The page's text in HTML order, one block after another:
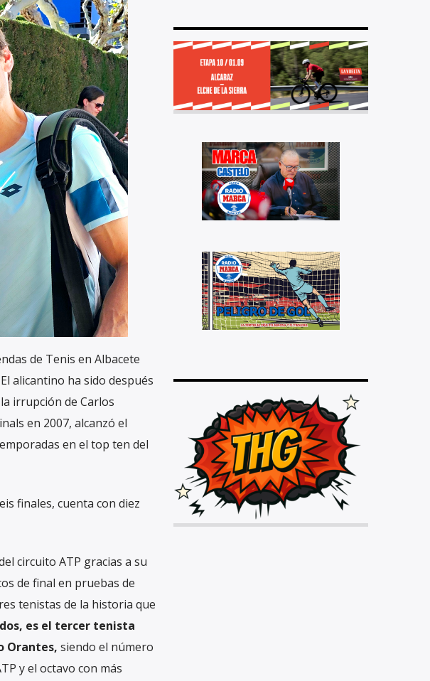
de Tenis en Albacete
alicantino ha sido después
irrupción de Carlos
en 2007, alcanzó el
en el top ten del
finales, cuenta con diez
circuito ATP gracias a su
de final en pruebas de
tenistas de la historia que
es el tercer tenista
Orantes, siendo el número
y el octavo con más